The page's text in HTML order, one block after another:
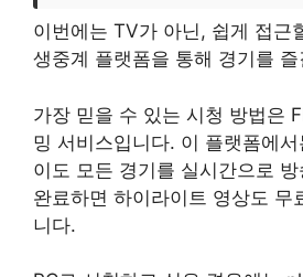
이번에는 TV가 아닌, 쉽게 접근
생중계 플랫폼을 통해 경기를
가장 믿을 수 있는 시청 방법은
밍 서비스입니다. 이 플랫폼에
이도 모든 경기를 실시간으로
완료하면 하이라이트 영상도 무
니다.